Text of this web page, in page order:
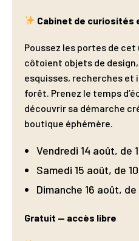
Cabinet de curiosités
Poussez les portes de
côtoient objets de
esquisses, recherches et
forêt. Prenez le temps
découvrir sa démarche
boutique éphémère.
Vendredi 14 août, de
Samedi 15 août, de
Dimanche 16 août, de
Gratuit — accès libre